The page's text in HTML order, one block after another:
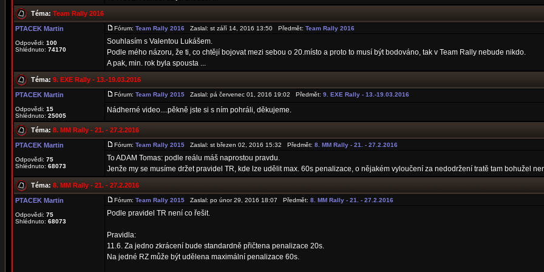
Téma: Team Rally 2016
PTACEK Martin
Odpovědi: 100
Shlédnuto: 74170
Fórum: Team Rally 2016 Zaslal: st září 14, 2016 13:50 Předmět: Team Rally 2016
Souhlasím s Valentou Lukášem.
Podle mého názoru, že ti, co chtějí bojovat mezi sebou o 20.místo a proto to musí být bodováno, tak v Team Rally nebude nikdo.
A pak, min. rok byla spousta ...
Téma: 9. EXE Rally - 13.-19.03.2016
PTACEK Martin
Odpovědi: 15
Shlédnuto: 25005
Fórum: Team Rally 2015 Zaslal: pá červenec 01, 2016 19:02 Předmět: 9. EXE Rally - 13.-19.03.2016
Nádherné video....pěkně jste si s ním pohráli, děkujeme.
Téma: 8. MM Rally - 21. - 27.2.2016
PTACEK Martin
Odpovědi: 75
Shlédnuto: 68073
Fórum: Team Rally 2015 Zaslal: st březen 02, 2016 15:32 Předmět: 8. MM Rally - 21. - 27.2.2016
To ADAM Tomas: podle reálu máš naprostou pravdu.
Jenže my se musíme držet pravidel TR, kde lze udělit max. 60s penalizace, o nějakém vyloučení za nedodržení tratě tam bohužel
Téma: 8. MM Rally - 21. - 27.2.2016
PTACEK Martin
Odpovědi: 75
Shlédnuto: 68073
Fórum: Team Rally 2015 Zaslal: po únor 29, 2016 18:07 Předmět: 8. MM Rally - 21. - 27.2.2016
Podle pravidel TR není co řešit.
Pravidla:
11.6. Za jedno zkrácení bude standardně přičtena penalizace 20s.
Na jedné RZ může být udělena maximální penalizace 60s.